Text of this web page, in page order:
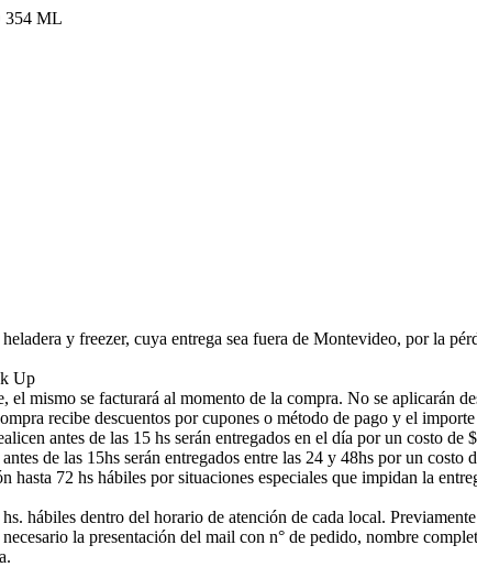
ML
y freezer, cuya entrega sea fuera de Montevideo, por la
Up
el mismo se facturará al momento de la compra. No se aplicarán
recibe descuentos por cupones o método de pago y el
antes de las 15 hs serán entregados en el día por un costo de
de las 15hs serán entregados entre las 24 y 48hs por un costo
hasta 72 hs hábiles por situaciones especiales que impidan la
hábiles dentro del horario de atención de cada local.
la presentación del mail con n° de pedido, nombre